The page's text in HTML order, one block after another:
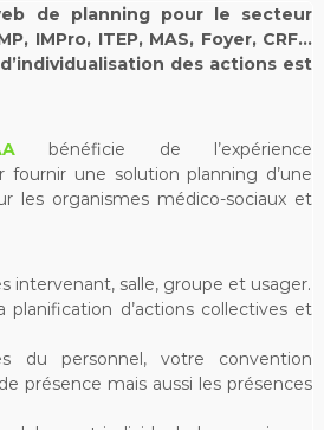
de planning pour le secteur
IMPro, ITEP, MAS, Foyer, CRF…
des actions est
bénéficie de l’expérience
une solution planning d’une
les organismes médico-sociaux et
intervenant, salle, groupe et usager.
d’actions collectives et
du personnel, votre convention
présence mais aussi les présences